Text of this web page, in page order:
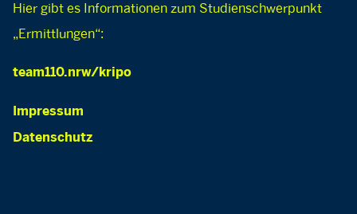
Hier gibt es Informationen zum Studienschwerpunkt
„Ermittlungen“:
team110.nrw/kripo
Impressum
Datenschutz